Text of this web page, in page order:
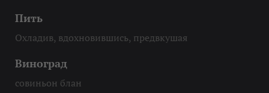
Пить
Охладив, вдохновившись, предвкушая
Виноград
совиньон блан